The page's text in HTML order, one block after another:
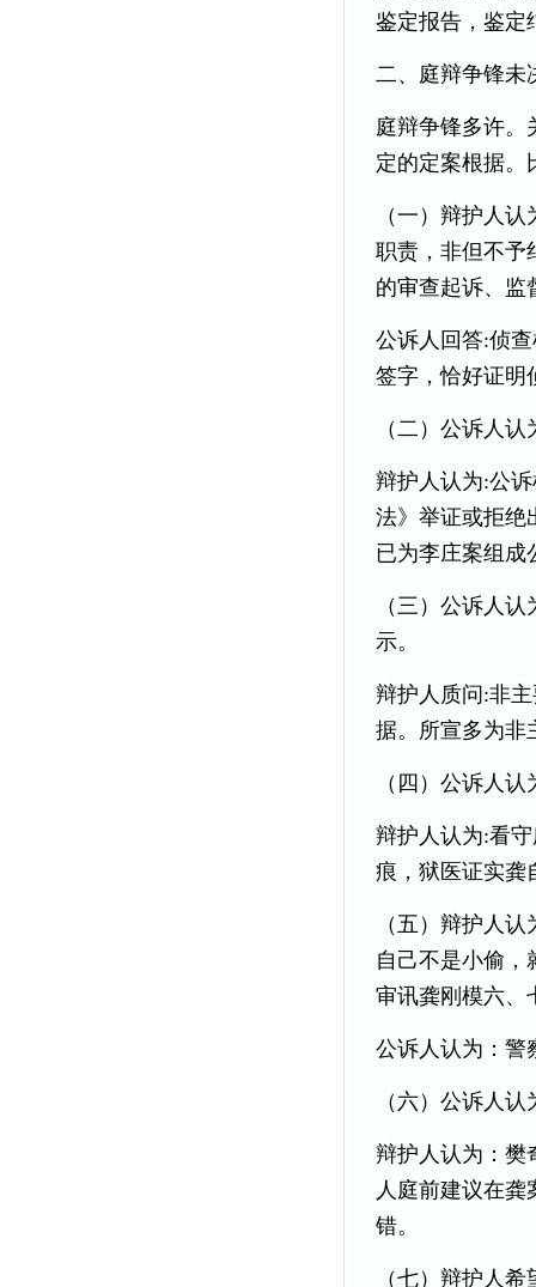
鉴定报告，鉴定
二、庭辩争锋未
庭辩争锋多许。
定的定案根据。
（一）辩护人
职责，非但不予
的审查起诉、监
公诉人回答:侦
签字，恰好证明
（二）公诉人
辩护人认为:公
法》举证或拒绝
已为李庄案组成
（三）公诉人
示。
辩护人质问:非
据。所宣多为非
（四）公诉人
辩护人认为:看
痕，狱医证实龚
（五）辩护人
自己不是小偷，
审讯龚刚模六、
公诉人认为：警
（六）公诉人
辩护人认为：樊
人庭前建议在
错。
（七）辩护人